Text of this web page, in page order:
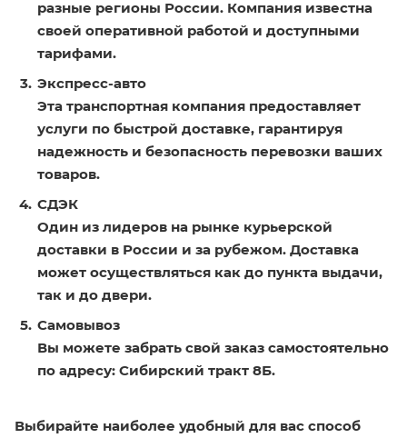
разные регионы России. Компания известна
своей оперативной работой и доступными
тарифами.
Экспресс-авто
Эта транспортная компания предоставляет
услуги по быстрой доставке, гарантируя
надежность и безопасность перевозки ваших
товаров.
СДЭК
Один из лидеров на рынке курьерской
доставки в России и за рубежом. Доставка
может осуществляться как до пункта выдачи,
так и до двери.
Самовывоз
Вы можете забрать свой заказ самостоятельно
по адресу: Сибирский тракт 8Б.
Выбирайте наиболее удобный для вас способ